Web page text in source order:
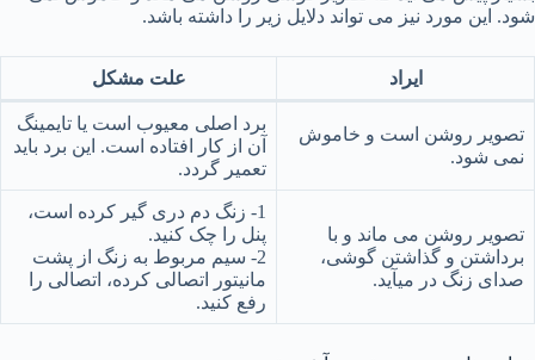
شود. این مورد نیز می تواند دلایل زیر را داشته باشد.
ایراد علت مشکل
تصویر روشن است و خاموش
نمی شود.
برد اصلی معیوب است یا تایمینگ
آن از کار افتاده است. این برد باید
تعمیر گردد.
تصویر روشن می ماند و با
برداشتن و گذاشتن گوشی،
صدای زنگ در میآید.
1- زنگ دم دری گیر کرده است،
پنل را چک کنید.
2- سیم مربوط به زنگ از پشت
مانیتور اتصالی کرده، اتصالی را
رفع کنید.